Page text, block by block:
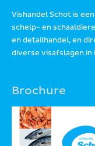
Vishandel Schot is
schelp- en
en detailhandel, en
diverse visafslagen in
Brochure